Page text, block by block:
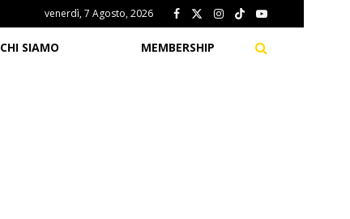
venerdì, 7 Agosto, 2026
CHI SIAMO MEMBERSHIP